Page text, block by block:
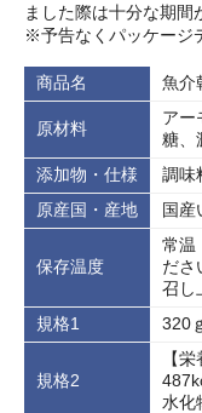
ました際は十分な期間
※予告なくパッケージ
商品名 魚介
原材料
アー
糖、
添加物・仕様
調味
原産国・産地
国産
保存温度
常温
ださ
召し
規格1
320ｇ
規格2
【
水化